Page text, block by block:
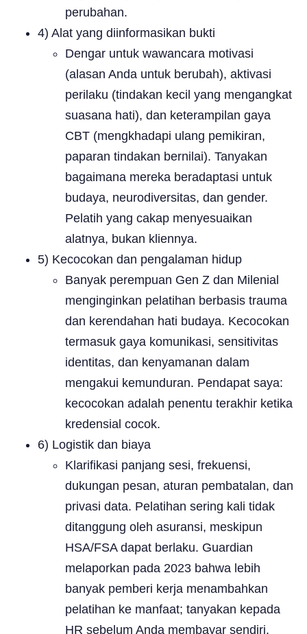
perubahan.
4) Alat yang diinformasikan bukti
Dengar untuk wawancara motivasi
(alasan Anda untuk berubah), aktivasi
perilaku (tindakan kecil yang mengangkat
suasana hati), dan keterampilan gaya
CBT (mengkhadapi ulang pemikiran,
paparan tindakan bernilai). Tanyakan
bagaimana mereka beradaptasi untuk
budaya, neurodiversitas, dan gender.
Pelatih yang cakap menyesuaikan
alatnya, bukan kliennya.
5) Kecocokan dan pengalaman hidup
Banyak perempuan Gen Z dan Milenial
menginginkan pelatihan berbasis trauma
dan kerendahan hati budaya. Kecocokan
termasuk gaya komunikasi, sensitivitas
identitas, dan kenyamanan dalam
mengakui kemunduran. Pendapat saya:
kecocokan adalah penentu terakhir ketika
kredensial cocok.
6) Logistik dan biaya
Klarifikasi panjang sesi, frekuensi,
dukungan pesan, aturan pembatalan, dan
privasi data. Pelatihan sering kali tidak
ditanggung oleh asuransi, meskipun
HSA/FSA dapat berlaku. Guardian
melaporkan pada 2023 bahwa lebih
banyak pemberi kerja menambahkan
pelatihan ke manfaat; tanyakan kepada
HR sebelum Anda membayar sendiri.